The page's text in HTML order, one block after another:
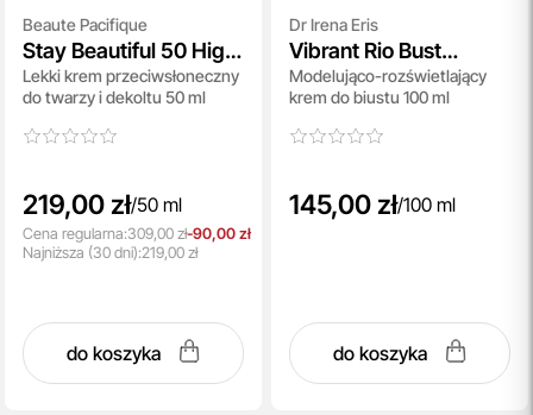
Beaute Pacifique
Stay Beautiful 50 High
SPF
Lekki krem przeciwsłoneczny
do twarzy i dekoltu 50 ml
219,00 zł/50 ml
Cena regularna:309,00 zł-90,00 zł
Najniższa (30 dni):219,00 zł
do koszyka
Dr Irena Eris
Vibrant Rio Bust
Cream
Modelująco-rozświetlający
krem do biustu 100 ml
145,00 zł/100 ml
do koszyka